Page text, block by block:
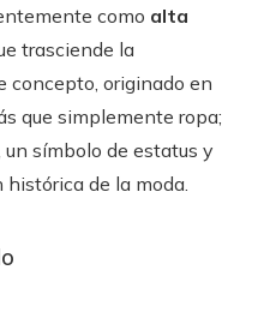
como alta
trasciende la
concepto, originado en
que simplemente ropa;
símbolo de estatus y
de la moda.